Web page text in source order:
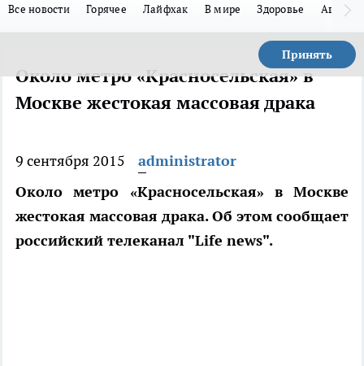
Все новости Горячее Лайфхак В мире Здоровье Авто
Принять
Около метро «Красносельская» в
Москве жестокая массовая драка
9 сентября 2015
administrator
Около метро «Красносельская» в Москве
жестокая массовая драка. Об этом сообщает
российский телеканал "Life news".